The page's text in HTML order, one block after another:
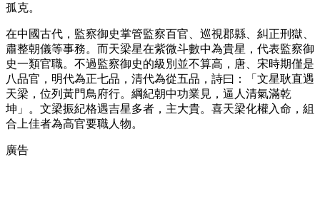
孤克。
在中國古代，監察御史掌管監察百官、巡視郡縣、糾正刑獄、
肅整朝儀等事務。而天梁星在紫微斗數中為貴星，代表監察御
史一類官職。不過監察御史的級別並不算高，唐、宋時期僅是
八品官，明代為正七品，清代為從五品，詩曰：「文星耿直遇
天梁，位列黃門鳥府行。綱紀朝中功業見，逼人清氣滿乾
坤」。文梁振紀格遇吉星多者，主大貴。喜天梁化權入命，組
合上佳者為高官要職人物。
廣告